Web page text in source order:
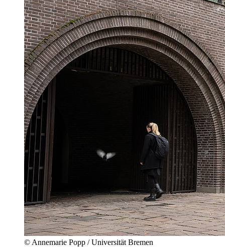
© Annemarie Popp / Universität Bremen